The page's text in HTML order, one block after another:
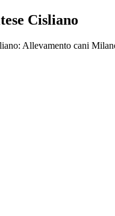
Cisliano
Allevamento cani